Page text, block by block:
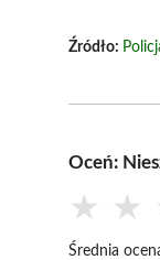
Źródło:
Oceń:
★ ★
Średnia